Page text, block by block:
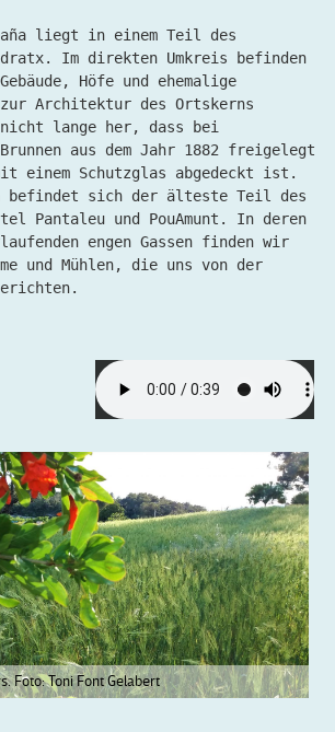
liegt in einem Teil des
Im direkten Umkreis befinden
Höfe und ehemalige
Architektur des Ortskerns
lange her, dass bei
aus dem Jahr 1882 freigelegt
einem Schutzglas abgedeckt ist.
befindet sich der älteste Teil des
Pantaleu und PouAmunt. In deren
engen Gassen finden wir
und Mühlen, die uns von der
Foto: Toni Font Gelabert